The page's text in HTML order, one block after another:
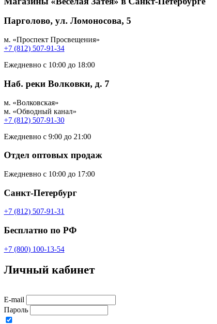
Парголово, ул. Ломоносова, 5
м. «Проспект Просвещения»
+7 (812) 507-91-34
Ежедневно с 10:00 до 18:00
Наб. реки Волковки, д. 7
м. «Волковская»
м. «Обводный канал»
+7 (812) 507-91-30
Ежедневно с 9:00 до 21:00
Отдел оптовых продаж
Ежедневно с 10:00 до 17:00
Санкт-Петербург
+7 (812) 507-91-31
Бесплатно по РФ
+7 (800) 100-13-54
Личный кабинет
E-mail
Пароль